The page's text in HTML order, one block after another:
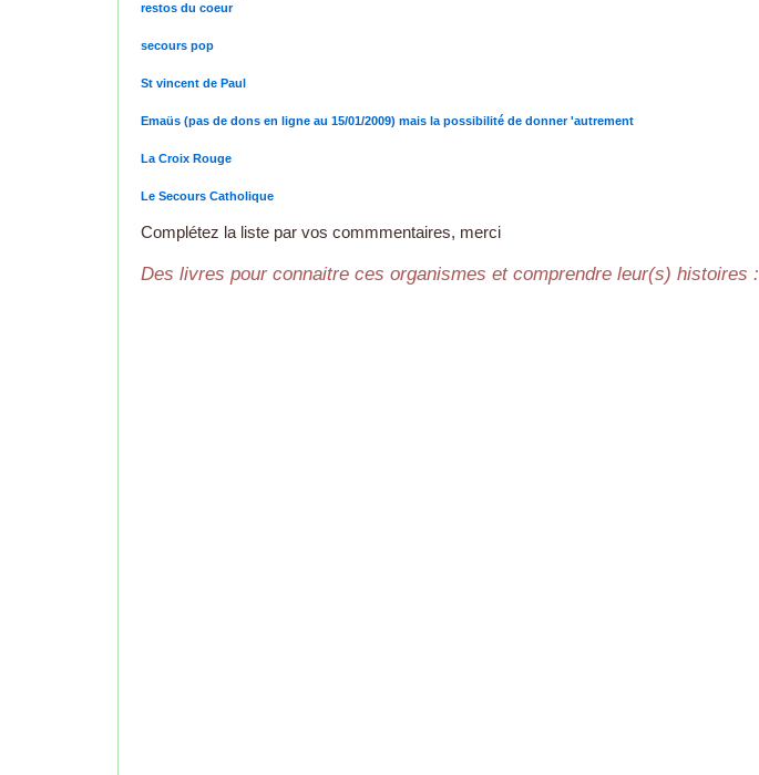
restos du coeur
secours pop
St vincent de Paul
Emaüs (pas de dons en ligne au 15/01/2009) mais la possibilité de donner 'autrement
La Croix Rouge
Le Secours Catholique
Complétez la liste par vos commmentaires, merci
Des livres pour connaitre ces organismes et comprendre leur(s) histoires :